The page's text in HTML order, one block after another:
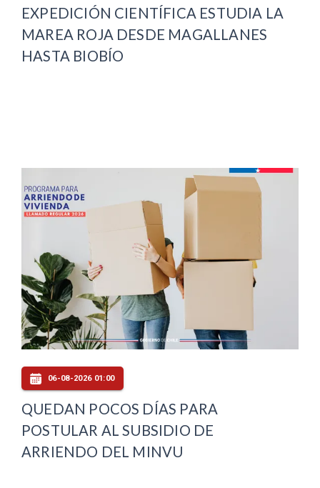
EXPEDICIÓN CIENTÍFICA ESTUDIA LA
MAREA ROJA DESDE MAGALLANES
HASTA BIOBÍO
06-08-2026 01:00
QUEDAN POCOS DÍAS PARA
POSTULAR AL SUBSIDIO DE
ARRIENDO DEL MINVU